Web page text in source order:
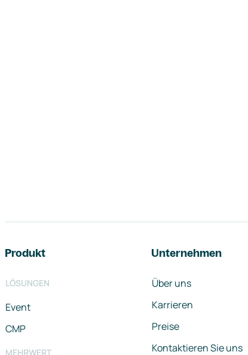
Produkt
LÖSUNGEN
Event
CMP
MEHRWERT
Unternehmen
Über uns
Karrieren
Preise
Kontaktieren Sie uns